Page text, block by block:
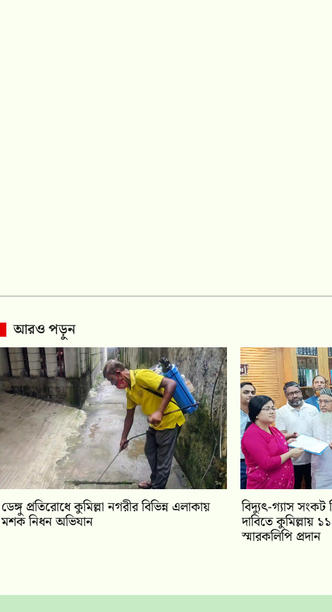
আরও পড়ুন
ডেঙ্গু প্রতিরোধে কুমিল্লা নগরীর বিভিন্ন এলাকায়
মশক নিধন অভিযান
‎বিদ্যুৎ-গ্যাস সংকট
দাবিতে কুমিল্লায়
স্মারকলিপি প্রদান